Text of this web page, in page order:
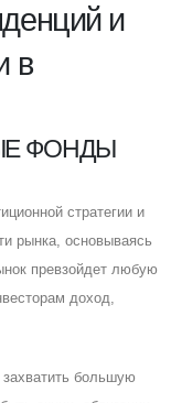
и
в
ФОНДЫ
стратегии и
рынка, основываясь
превзойдет любую
доход,
большую